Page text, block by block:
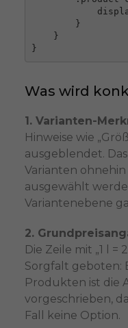
}
Was wird
1. Varianten-
Hinweise wie
ausgeblendet.
Varianten
ausgewählt
Variantenebene
2.
Die Zeile mit „1 l =
Sorgfalt geboten:
Produkten ist die
vorgeschrieben,
Fall keine Option.